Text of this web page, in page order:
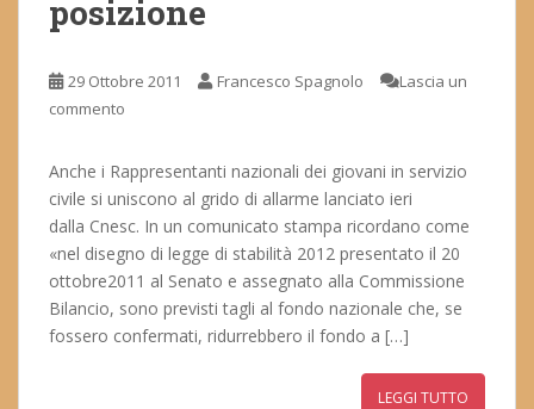
posizione
29 Ottobre 2011 Francesco Spagnolo
Lascia un
commento
Anche i Rappresentanti nazionali dei giovani in servizio
civile si uniscono al grido di allarme lanciato ieri
dalla Cnesc. In un comunicato stampa ricordano come
«nel disegno di legge di stabilità 2012 presentato il 20
ottobre2011 al Senato e assegnato alla Commissione
Bilancio, sono previsti tagli al fondo nazionale che, se
fossero confermati, ridurrebbero il fondo a […]
LEGGI TUTTO